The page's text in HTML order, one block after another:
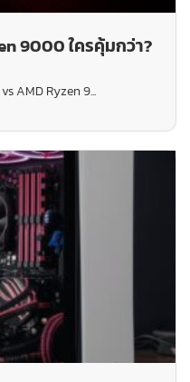
9000 ใครคุ้มกว่า?
AMD Ryzen 9...